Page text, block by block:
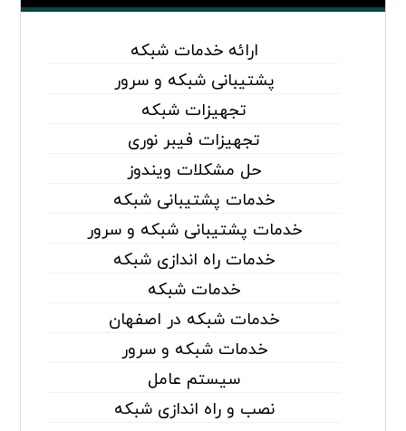
ارائه خدمات شبکه
پشتیبانی شبکه و سرور
تجهیزات شبکه
تجهیزات فیبر نوری
حل مشکلات ویندوز
خدمات پشتیبانی شبکه
خدمات پشتیبانی شبکه و سرور
خدمات راه اندازی شبکه
خدمات شبکه
خدمات شبکه در اصفهان
خدمات شبکه و سرور
سیستم عامل
نصب و راه اندازی شبکه